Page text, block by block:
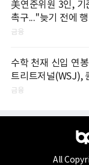
美연준위원 3인, 기
촉구..."늦기 전에
금융
수학 천재 신입 연
트리트저널(WSJ),
업들 인재 확보 경쟁
금융
All